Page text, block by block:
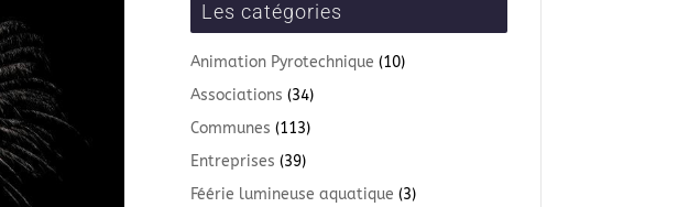
Les catégories
Animation Pyrotechnique (10)
Associations (34)
Communes (113)
Entreprises (39)
Féérie lumineuse aquatique (3)